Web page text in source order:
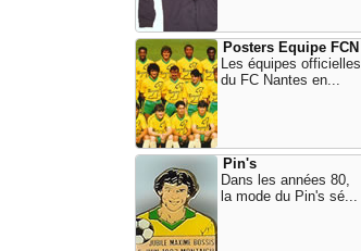
Posters Equipe FCN
Les équipes officielles
du FC Nantes en...
Pin's
Dans les années 80,
la mode du Pin's sé...